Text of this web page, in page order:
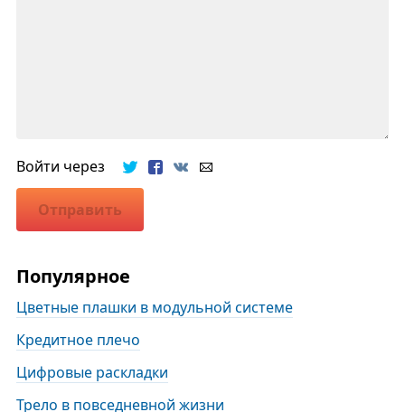
Войти через
Отправить
Популярное
Цветные плашки в модульной системе
Кредитное плечо
Цифровые раскладки
Трело в повседневной жизни